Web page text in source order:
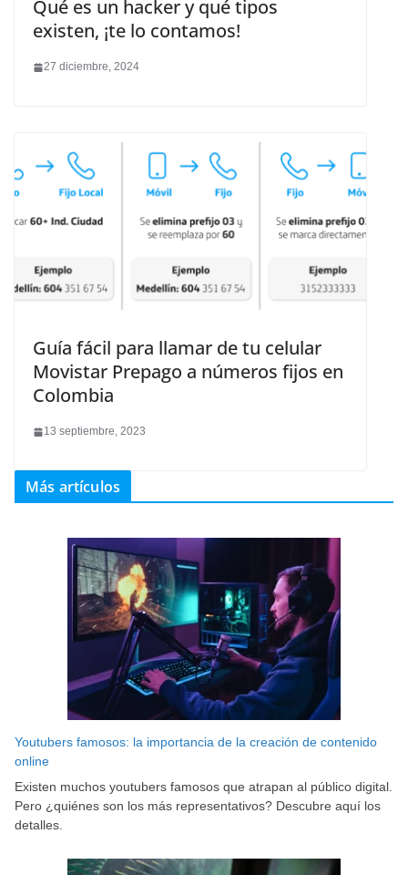
Qué es un hacker y qué tipos
existen, ¡te lo contamos!
27 diciembre, 2024
Guía fácil para llamar de tu celular
Movistar Prepago a números fijos en
Colombia
13 septiembre, 2023
Más artículos
Youtubers famosos: la importancia de la creación de contenido
online
Existen muchos youtubers famosos que atrapan al público digital.
Pero ¿quiénes son los más representativos? Descubre aquí los
detalles.